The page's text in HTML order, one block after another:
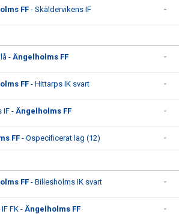
FF - Skäldervikens IF -
- Ängelholms FF -
FF - Hittarps IK svart -
IF - Ängelholms FF -
FF - Ospecificerat lag (12) -
FF - Billesholms IK svart -
FK -Ängelholms FF -